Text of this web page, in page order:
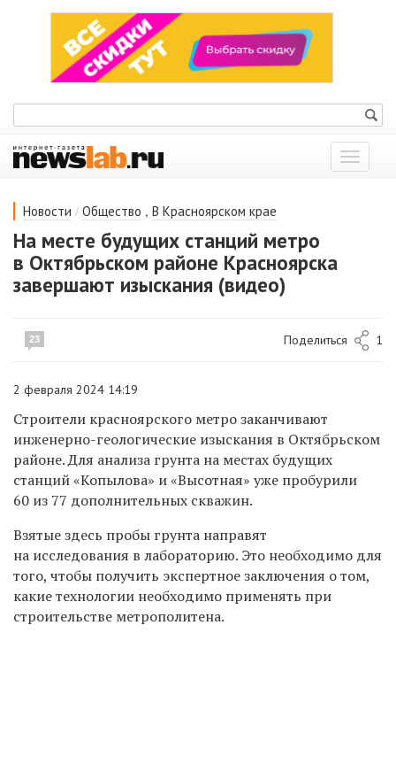
Показать
меню
Новости / Общество , В Красноярском крае
На месте будущих станций метро
в Октябрьском районе Красноярска
завершают изыскания (видео)
23 Поделиться 1
2 февраля 2024 14:19
Строители красноярского метро заканчивают
инженерно-геологические изыскания в Октябрьском
районе. Для анализа грунта на местах будущих
станций «Копылова» и «Высотная» уже пробурили
60 из 77 дополнительных скважин.
Взятые здесь пробы грунта направят
на исследования в лабораторию. Это необходимо для
того, чтобы получить экспертное заключения о том,
какие технологии необходимо применять при
строительстве метрополитена.